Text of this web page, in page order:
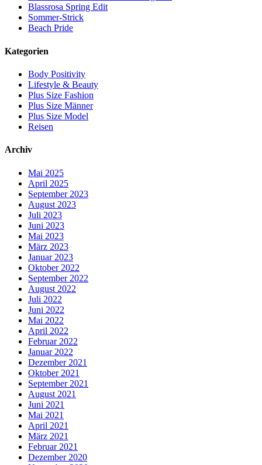
Blassrosa Spring Edit
Sommer-Strick
Beach Pride
Kategorien
Body Positivity
Lifestyle & Beauty
Plus Size Fashion
Plus Size Männer
Plus Size Model
Reisen
Archiv
Mai 2025
April 2025
September 2023
August 2023
Juli 2023
Juni 2023
Mai 2023
März 2023
Januar 2023
Oktober 2022
September 2022
August 2022
Juli 2022
Juni 2022
Mai 2022
April 2022
Februar 2022
Januar 2022
Dezember 2021
Oktober 2021
September 2021
August 2021
Juni 2021
Mai 2021
April 2021
März 2021
Februar 2021
Dezember 2020